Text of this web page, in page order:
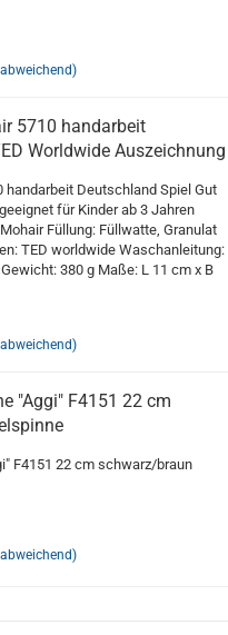
5710 handarbeit
Worldwide Auszeichnung
handarbeit Deutschland Spiel Gut
für Kinder ab 3 Jahren
Füllung: Füllwatte, Granulat
TED worldwide Waschanleitung:
380 g Maße: L 11 cm x B
"Aggi" F4151 22 cm
F4151 22 cm schwarz/braun